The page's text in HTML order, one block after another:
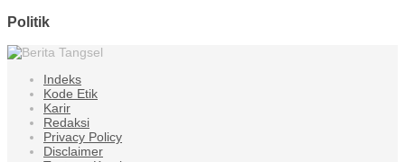
Politik
Indeks
Kode Etik
Karir
Redaksi
Privacy Policy
Disclaimer